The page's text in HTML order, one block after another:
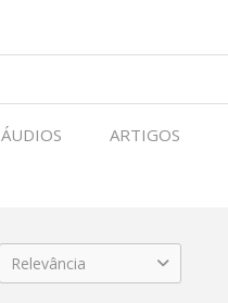
ÁUDIOS ARTIGOS
Relevância